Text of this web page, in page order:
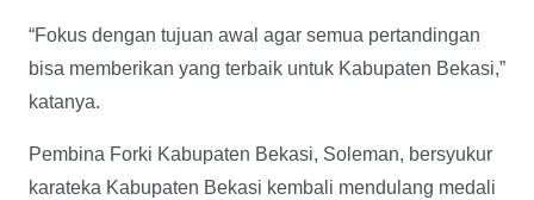
“Fokus dengan tujuan awal agar semua pertandingan
bisa memberikan yang terbaik untuk Kabupaten Bekasi,”
katanya.
Pembina Forki Kabupaten Bekasi, Soleman, bersyukur
karateka Kabupaten Bekasi kembali mendulang medali